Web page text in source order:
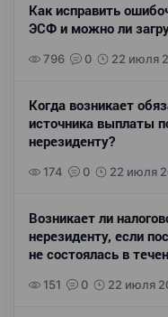
Как исправить
ЭСФ и можно ли
796 0 22 июля
Когда возникает
источника выплаты
нерезиденту?
174 0 22 июля
Возникает ли
нерезиденту, если
не состоялась в
151 0 22 июля